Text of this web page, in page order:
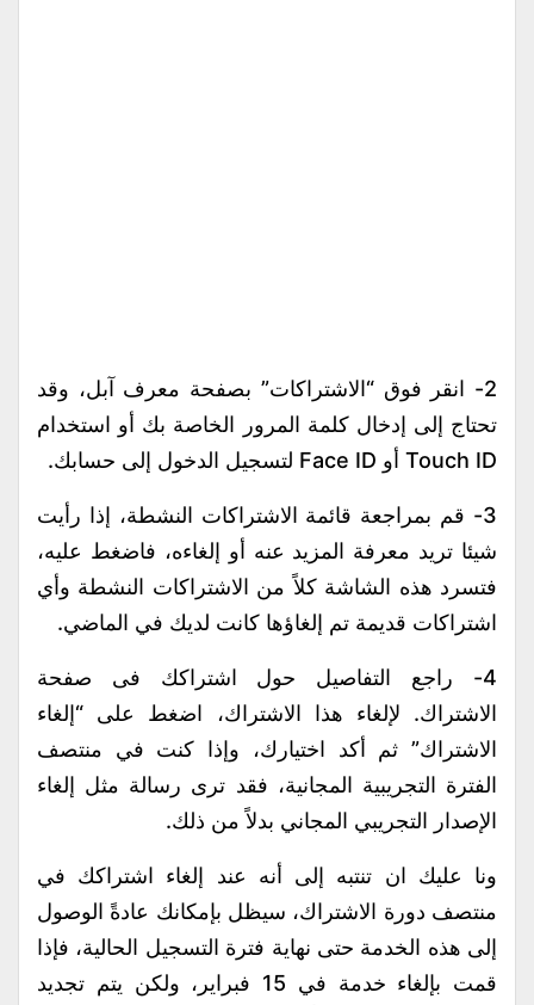
2- انقر فوق “الاشتراكات” بصفحة معرف آبل، وقد
تحتاج إلى إدخال كلمة المرور الخاصة بك أو استخدام
Touch ID أو Face ID لتسجيل الدخول إلى حسابك.
3- قم بمراجعة قائمة الاشتراكات النشطة، إذا رأيت
شيئا تريد معرفة المزيد عنه أو إلغاءه، فاضغط عليه،
فتسرد هذه الشاشة كلاً من الاشتراكات النشطة وأي
اشتراكات قديمة تم إلغاؤها كانت لديك في الماضي.
4- راجع التفاصيل حول اشتراكك فى صفحة
الاشتراك. لإلغاء هذا الاشتراك، اضغط على “إلغاء
الاشتراك” ثم أكد اختيارك، وإذا كنت في منتصف
الفترة التجريبية المجانية، فقد ترى رسالة مثل إلغاء
الإصدار التجريبي المجاني بدلاً من ذلك.
ونا عليك ان تنتبه إلى أنه عند إلغاء اشتراكك في
منتصف دورة الاشتراك، سيظل بإمكانك عادةً الوصول
إلى هذه الخدمة حتى نهاية فترة التسجيل الحالية، فإذا
قمت بإلغاء خدمة في 15 فبراير، ولكن يتم تجديد